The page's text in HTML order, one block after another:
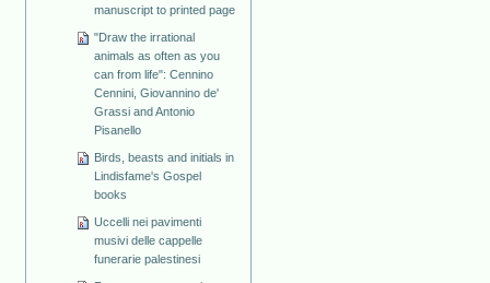
manuscript to printed page
"Draw the irrational
animals as often as you
can from life": Cennino
Cennini, Giovannino de'
Grassi and Antonio
Pisanello
Birds, beasts and initials in
Lindisfame's Gospel
books
Uccelli nei pavimenti
musivi delle cappelle
funerarie palestinesi